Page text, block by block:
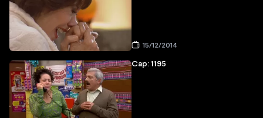
15/12/2014
Cap: 1195